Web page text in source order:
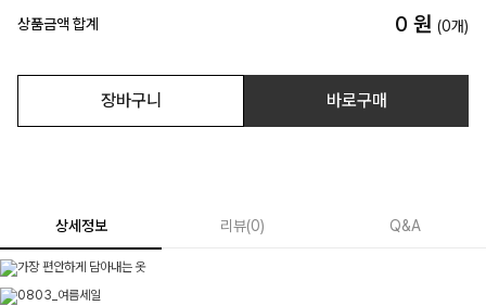
상품금액 합계 0 원 (0개)
장바구니 바로구매
상세정보 리뷰(0) Q&A